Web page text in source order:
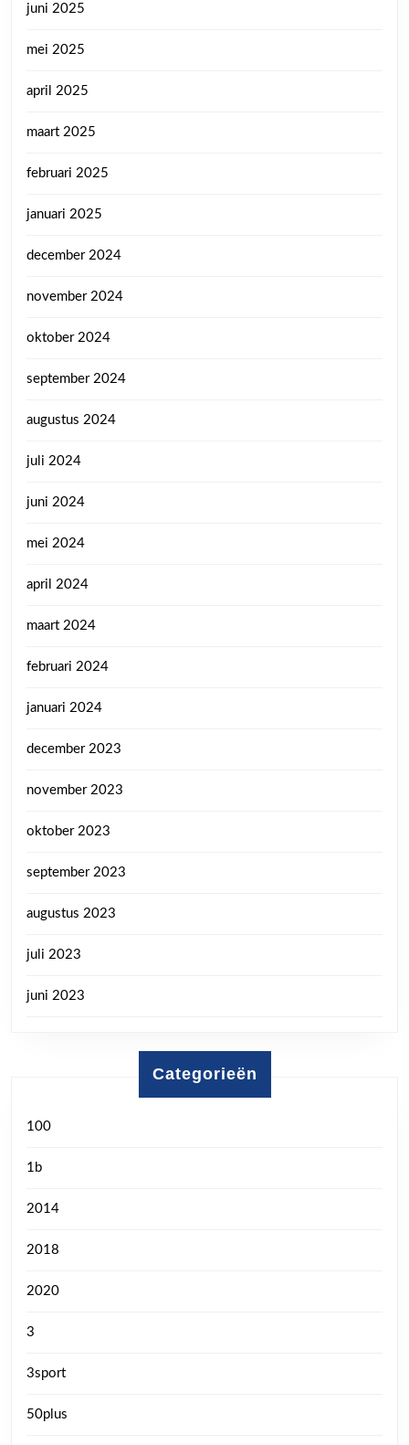
juni 2025
mei 2025
april 2025
maart 2025
februari 2025
januari 2025
december 2024
november 2024
oktober 2024
september 2024
augustus 2024
juli 2024
juni 2024
mei 2024
april 2024
maart 2024
februari 2024
januari 2024
december 2023
november 2023
oktober 2023
september 2023
augustus 2023
juli 2023
juni 2023
Categorieën
100
1b
2014
2018
2020
3
3sport
50plus